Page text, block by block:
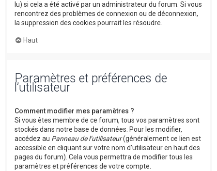
lu) si cela a été activé par un administrateur du forum. Si vous
rencontrez des problèmes de connexion ou de déconnexion,
la suppression des cookies pourrait les résoudre.
Haut
Paramètres et préférences de
l’utilisateur
Comment modifier mes paramètres ?
Si vous êtes membre de ce forum, tous vos paramètres sont
stockés dans notre base de données. Pour les modifier,
accédez au Panneau de l’utilisateur(généralement ce lien est
accessible en cliquant sur votre nom d’utilisateur en haut des
pages du forum). Cela vous permettra de modifier tous les
paramètres et préférences de votre compte.